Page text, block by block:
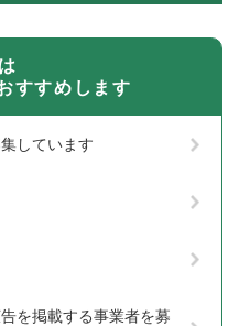
すすめします
しています
を掲載する事業者を募